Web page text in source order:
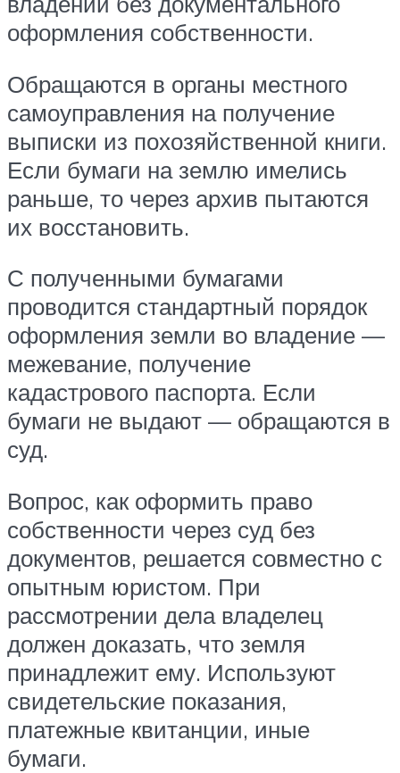
оформления собственности.
Обращаются в органы местного
самоуправления на получение
выписки из похозяйственной книги.
Если бумаги на землю имелись
раньше, то через архив пытаются
их восстановить.
С полученными бумагами
проводится стандартный порядок
оформления земли во владение —
межевание, получение
кадастрового паспорта. Если
бумаги не выдают — обращаются в
суд.
Вопрос, как оформить право
собственности через суд без
документов, решается совместно с
опытным юристом. При
рассмотрении дела владелец
должен доказать, что земля
принадлежит ему. Используют
свидетельские показания,
платежные квитанции, иные
бумаги.